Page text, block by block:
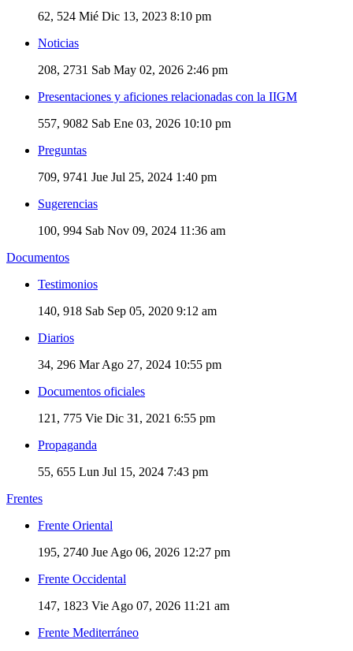
62, 524 Mié Dic 13, 2023 8:10 pm
Noticias
208, 2731 Sab May 02, 2026 2:46 pm
Presentaciones y aficiones relacionadas con la IIGM
557, 9082 Sab Ene 03, 2026 10:10 pm
Preguntas
709, 9741 Jue Jul 25, 2024 1:40 pm
Sugerencias
100, 994 Sab Nov 09, 2024 11:36 am
Documentos
Testimonios
140, 918 Sab Sep 05, 2020 9:12 am
Diarios
34, 296 Mar Ago 27, 2024 10:55 pm
Documentos oficiales
121, 775 Vie Dic 31, 2021 6:55 pm
Propaganda
55, 655 Lun Jul 15, 2024 7:43 pm
Frentes
Frente Oriental
195, 2740 Jue Ago 06, 2026 12:27 pm
Frente Occidental
147, 1823 Vie Ago 07, 2026 11:21 am
Frente Mediterráneo